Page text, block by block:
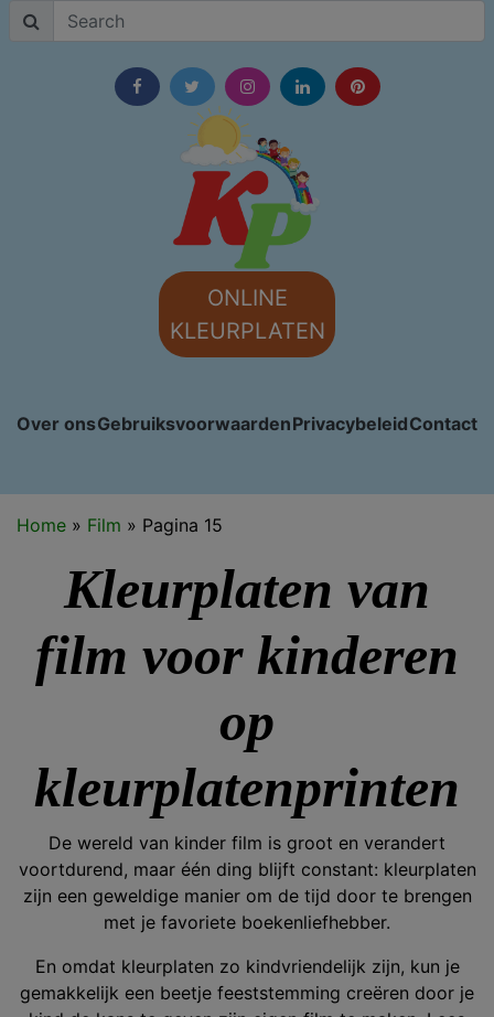
ONLINE
KLEURPLATEN
Over onsGebruiksvoorwaardenPrivacybeleidContact
Home » Film » Pagina 15
Kleurplaten van
film voor kinderen
op
kleurplatenprinten
De wereld van kinder film is groot en verandert
voortdurend, maar één ding blijft constant: kleurplaten
zijn een geweldige manier om de tijd door te brengen
met je favoriete boekenliefhebber.
En omdat kleurplaten zo kindvriendelijk zijn, kun je
gemakkelijk een beetje feeststemming creëren door je